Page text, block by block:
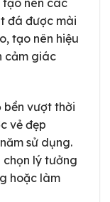
tạo nên các
đá được mài
tạo nên hiệu
cảm giác
vượt thời
vẻ đẹp
sử dụng.
lý tưởng
hoặc làm